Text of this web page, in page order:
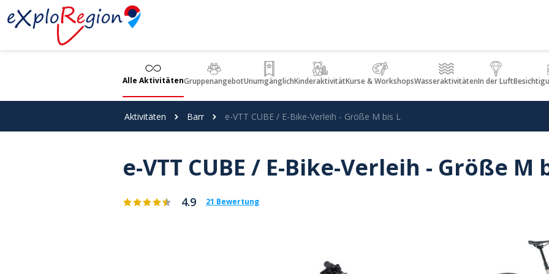
Cookie-Einstellungen
Alle AktivitätenGruppenangebotUnumgänglichKinderaktivitätKurse & WorkshopsWasseraktivitätenIn der Luft
Aktivitäten Barr e-VTT CUBE / E-Bike-Verleih - Größe M bis L
e-VTT CUBE / E-Bike-Verleih - Größe M
4.9 21 Bewertung